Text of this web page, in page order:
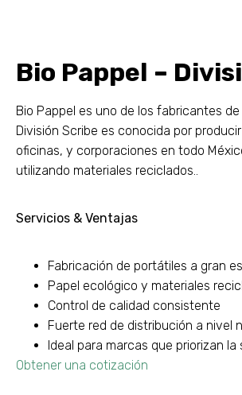
Bio Pappel –
Bio Pappel es uno de los fabricantes
División Scribe es conocida por
oficinas, y corporaciones en todo
utilizando materiales reciclados..
Servicios & Ventajas
Fabricación de portátiles a gran
Papel ecológico y materiales
Control de calidad consistente
Fuerte red de distribución a nivel
Ideal para marcas que priorizan la
Obtener una cotización